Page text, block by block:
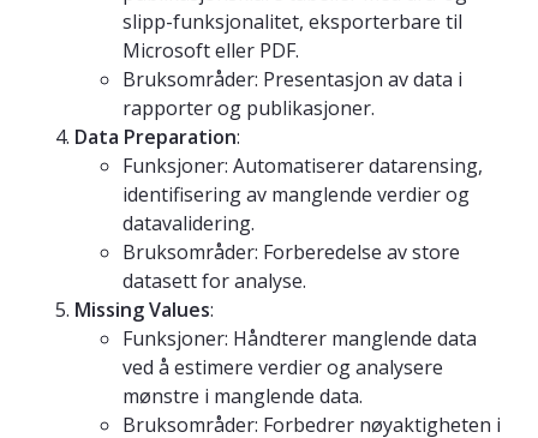
slipp-funksjonalitet, eksporterbare til
Microsoft eller PDF.
Bruksområder: Presentasjon av data i
rapporter og publikasjoner.
Data Preparation:
Funksjoner: Automatiserer datarensing,
identifisering av manglende verdier og
datavalidering.
Bruksområder: Forberedelse av store
datasett for analyse.
Missing Values:
Funksjoner: Håndterer manglende data
ved å estimere verdier og analysere
mønstre i manglende data.
Bruksområder: Forbedrer nøyaktigheten i